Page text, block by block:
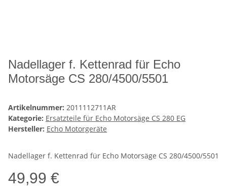
Nadellager f. Kettenrad für Echo
Motorsäge CS 280/4500/5501
Artikelnummer: 2011112711AR
Kategorie: Ersatzteile für Echo Motorsäge CS 280 EG
Hersteller: Echo Motorgeräte
Nadellager f. Kettenrad für Echo Motorsäge CS 280/4500/5501
49,99 €